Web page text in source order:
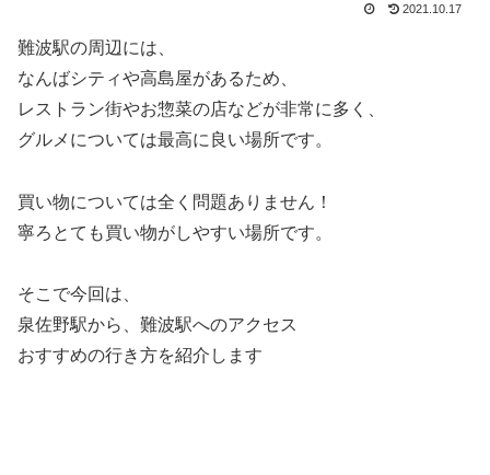
2021.10.17
難波駅の周辺には、
なんばシティや高島屋があるため、
レストラン街やお惣菜の店などが非常に多く、
グルメについては最高に良い場所です。
買い物については全く問題ありません！
寧ろとても買い物がしやすい場所です。
そこで今回は、
泉佐野駅から、難波駅へのアクセス
おすすめの行き方を紹介します